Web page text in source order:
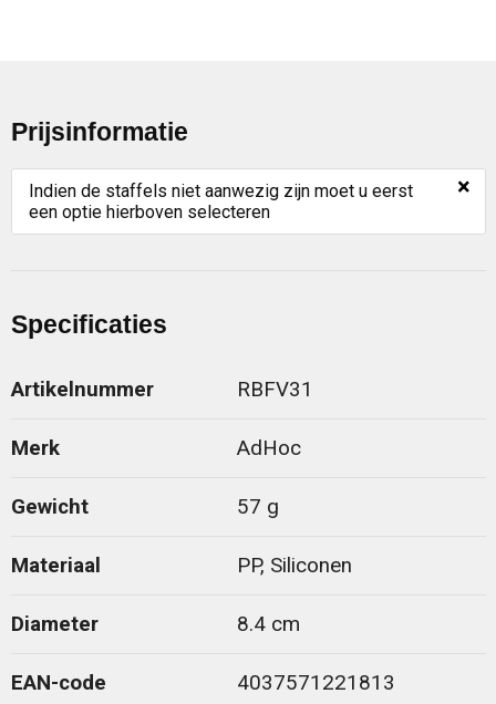
Prijsinformatie
Indien de staffels niet aanwezig zijn moet u eerst
een optie hierboven selecteren
×
Specificaties
Artikelnummer RBFV31
Merk AdHoc
Gewicht 57 g
Materiaal PP, Siliconen
Diameter 8.4 cm
EAN-code 4037571221813